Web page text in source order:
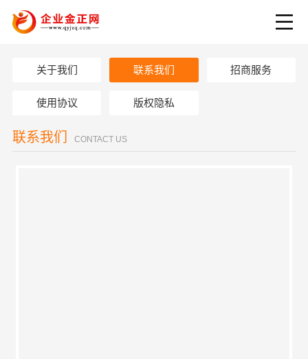
关于我们 联系我们 招商服务
使用协议 版权隐私
联系我们 CONTACT US